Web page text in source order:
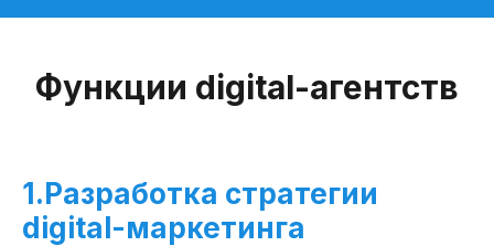
Функции digital-агентств
1.Разработка стратегии
digital-маркетинга